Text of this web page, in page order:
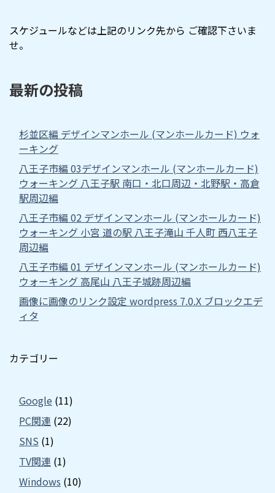
スケジュールなどは上記のリンク先から ご確認下さいま
せ。
最新の投稿
杉並区編 デザインマンホール (マンホールカード) ウォ
ーキング
八王子市編 03デザインマンホール (マンホールカード)
ウォーキング 八王子駅 南口・北口周辺・北野駅・高倉
駅周辺編
八王子市編 02 デザインマンホール (マンホールカード)
ウォーキング 小宮 道の駅 八王子滝山 千人町 西八王子
周辺編
八王子市編 01 デザインマンホール (マンホールカード)
ウォーキング 高尾山 八王子城跡周辺編
画像に画像のリンク設定 wordpress 7.0.X ブロックエデ
ィタ
カテゴリー
Google (11)
PC関連 (22)
SNS (1)
TV関連 (1)
Windows (10)